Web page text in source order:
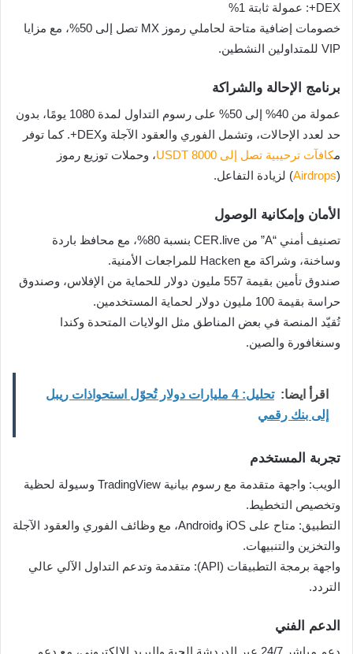
DEX+: عمولة ثابتة 1%
خصومات إضافية متاحة لحاملي رموز MX تصل إلى 50%، مع مزايا
VIP للمتداولين النشطين.
برنامج الإحالة والشراكة
عمولة من 40% إلى 50% على رسوم التداول لمدة 1080 يومًا، بدون
حد لعدد الإحالات، وتشمل الفوري والعقود الآجلة وDEX+. كما توفر
مكافآت ترحيبية تصل إلى 8000 USDT
، وحملات توزيع رموز
(
Airdrops) لزيادة التفاعل.
الأمان وإمكانية الوصول
تصنيف أمني “A” من CER.live بنسبة 80%، مع محافظ باردة
وساخنة، وشراكة مع Hacken للمراجعات الأمنية.
صندوق تأمين بقيمة 557 مليون دولار للحماية من الإفلاس، وصندوق
حراسة بقيمة 100 مليون دولار لحماية المستخدمين.
تُقيّد المنصة في بعض المناطق مثل الولايات المتحدة وكندا
وسنغافورة والصين.
اقرأ ايضا:
تحليل: 4 مليارات دولار تُحوّل استحواذات ريبل
إلى بنك رقمي
تجربة المستخدم
الويب: واجهة متقدمة مع رسوم بيانية TradingView وسيولة لحظية
وتخصيص التخطيط.
التطبيق: متاح على iOS وAndroid، مع وظائف الفوري والعقود الآجلة
والتخزين والتنبيهات.
واجهة برمجة التطبيقات (API): متقدمة وتدعم التداول الآلي عالي
التردد.
الدعم الفني